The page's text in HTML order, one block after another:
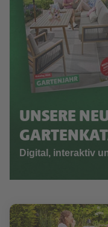
UNSERE
Digital, interaktiv